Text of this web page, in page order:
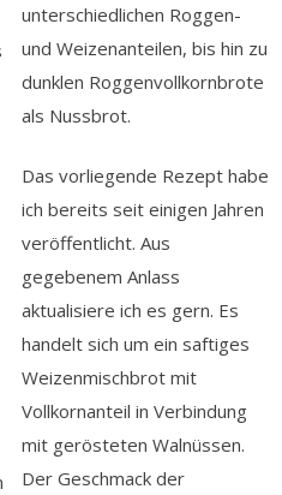
unterschiedlichen Roggen-
und Weizenanteilen, bis hin zu
dunklen Roggenvollkornbrote
als Nussbrot.
Das vorliegende Rezept habe
ich bereits seit einigen Jahren
veröffentlicht. Aus
gegebenem Anlass
aktualisiere ich es gern. Es
handelt sich um ein saftiges
Weizenmischbrot mit
Vollkornanteil in Verbindung
mit gerösteten Walnüssen.
Der Geschmack der